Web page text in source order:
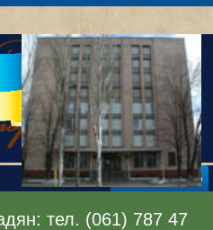
Відкрити меню
тел. (061) 787 47